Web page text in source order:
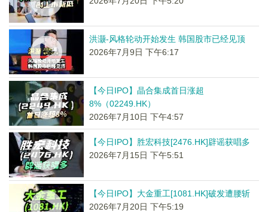
洪灏-风格轮动开始发生 韩国股市已经见顶
2026年7月9日 下午6:17
【今日IPO】晶合集成首日涨超
8%（02249.HK）
2026年7月10日 下午4:57
【今日IPO】胜宏科技[2476.HK]辟谣获唱多
2026年7月15日 下午5:51
【今日IPO】大金重工[1081.HK]破发遭腰斩
2026年7月20日 下午5:19